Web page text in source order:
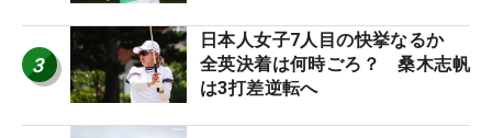
3
日本人女子7人目の快挙なるか
全英決着は何時ごろ？ 桑木志帆
は3打差逆転へ